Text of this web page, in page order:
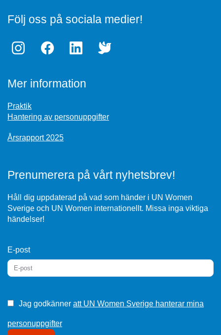
Följ oss på sociala medier!
Mer information
Praktik
Hantering av personuppgifter
Årsrapport 2025
Prenumerera på vårt nyhetsbrev!
Håll dig uppdaterad på vad som händer i UN Women
Sverige och UN Women internationellt. Missa inga viktiga
händelser!
E-post
Jag godkänner att UN Women Sverige hanterar mina
personuppgifter